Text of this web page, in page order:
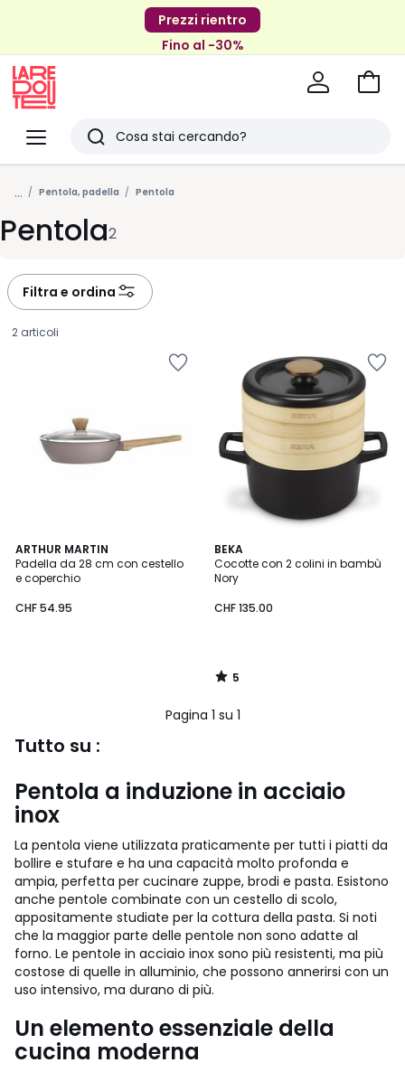
Prezzi rientro
Fino al -30%
Menu
Redoute
Ricerca
Ultimi
articoli
visti
Vai
... Pentola, padella Pentola
Pentola2
Filtra e ordina
2 articoli
ARTHUR MARTIN
Padella da 28 cm con cestello
e coperchio
54.95.
CHF 54.95
BEKA
Cocotte con 2 colini in bambù
Nory
CHF 135.00
5
/
5
5
/
Pagina 1 su 1
Tutto su :
Pentola a induzione in acciaio
inox
La pentola viene utilizzata praticamente per tutti i piatti da
bollire e stufare e ha una capacità molto profonda e
ampia, perfetta per cucinare zuppe, brodi e pasta. Esistono
anche pentole combinate con un cestello di scolo,
appositamente studiate per la cottura della pasta. Si noti
che la maggior parte delle pentole non sono adatte al
forno. Le pentole in acciaio inox sono più resistenti, ma più
costose di quelle in alluminio, che possono annerirsi con un
uso intensivo, ma durano di più.
Un elemento essenziale della
cucina moderna